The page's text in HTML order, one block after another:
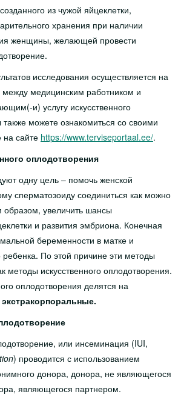
из чужой яйцеклетки,
хранения при наличии
женщины, желающей провести
исследования осуществляется на
между медицинским работником и
и) услугу искусственного
можете ознакомиться со своими
сайте https://www.terviseportaal.ee/.
оплодотворения
одну цель – помочь женской
сперматозоиду соединиться как можно
образом, увеличить шансы
и развития эмбриона. Конечная
беременности в матке и
ребенка. По этой причине эти методы
методы искусственного оплодотворения.
оплодотворения делятся на
или инсеминация (IUI,
) проводится с использованием
донора, донора, не являющегося
являющегося партнером.